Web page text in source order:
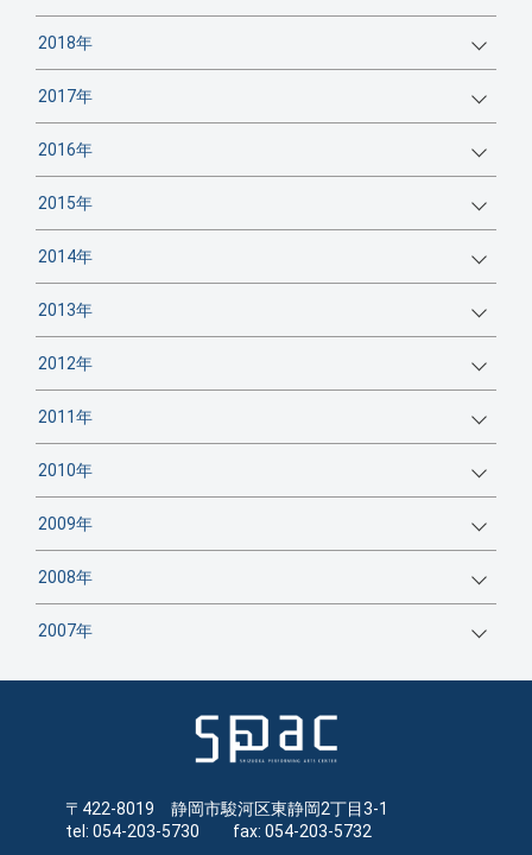
2018年
2017年
2016年
2015年
2014年
2013年
2012年
2011年
2010年
2009年
2008年
2007年
〒422-8019 静岡市駿河区東静岡2丁目3-1
tel: 054-203-5730 fax: 054-203-5732